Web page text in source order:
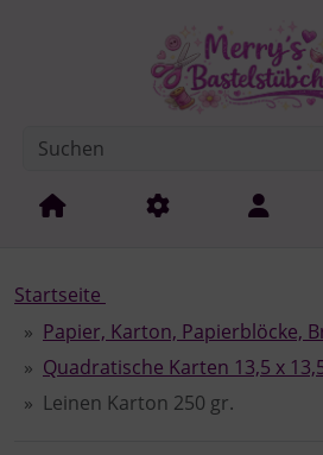
Springe zur Navigation
Startseite
Papier, Karton, Papierblöcke,
Quadratische Karten 13,5 x
Leinen Karton 250 gr.